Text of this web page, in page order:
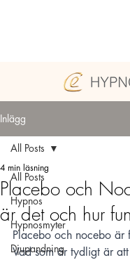
Inlägg
All Posts
Hypnos
Hypnosmyter
Djupandning
All Posts
Placebo och
är det och hur
4 min läsning
Placebo och nocebo är
Vad som är tydligt är